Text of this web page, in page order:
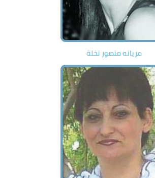
مريانه منصور نخلة